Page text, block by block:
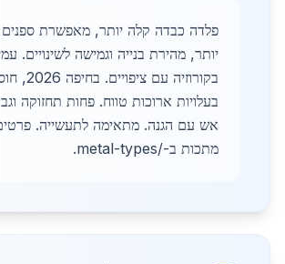
פלדה כבדה קלה יותר, מאפשרת ספנים
יותר, מהירת בנייה וגמישה לשינויים.
בעלויות ארוכות טווח. פחות תחזוקה
אש עם הגנה. מתאימה לתעשייה.
מתכות ב-/metal-types.